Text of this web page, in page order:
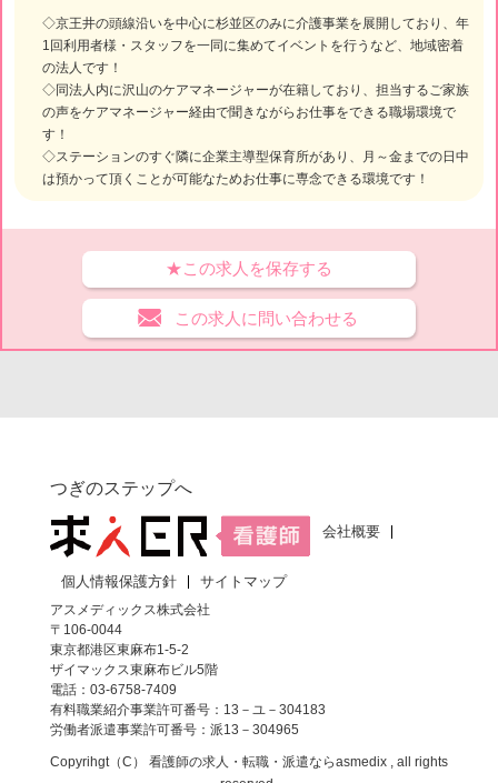
◇京王井の頭線沿いを中心に杉並区のみに介護事業を展開しており、年
1回利用者様・スタッフを一同に集めてイベントを行うなど、地域密着
の法人です！
◇同法人内に沢山のケアマネージャーが在籍しており、担当するご家族
の声をケアマネージャー経由で聞きながらお仕事をできる職場環境で
す！
◇ステーションのすぐ隣に企業主導型保育所があり、月～金までの日中
は預かって頂くことが可能なためお仕事に専念できる環境です！
★この求人を保存する
この求人に問い合わせる
つぎのステップへ
会社概要
個人情報保護方針
サイトマップ
アスメディックス株式会社
〒106-0044
東京都港区東麻布1-5-2
ザイマックス東麻布ビル5階
電話：03-6758-7409
有料職業紹介事業許可番号：13－ユ－304183
労働者派遣事業許可番号：派13－304965
Copyrihgt（C） 看護師の求人・転職・派遣ならasmedix , all rights